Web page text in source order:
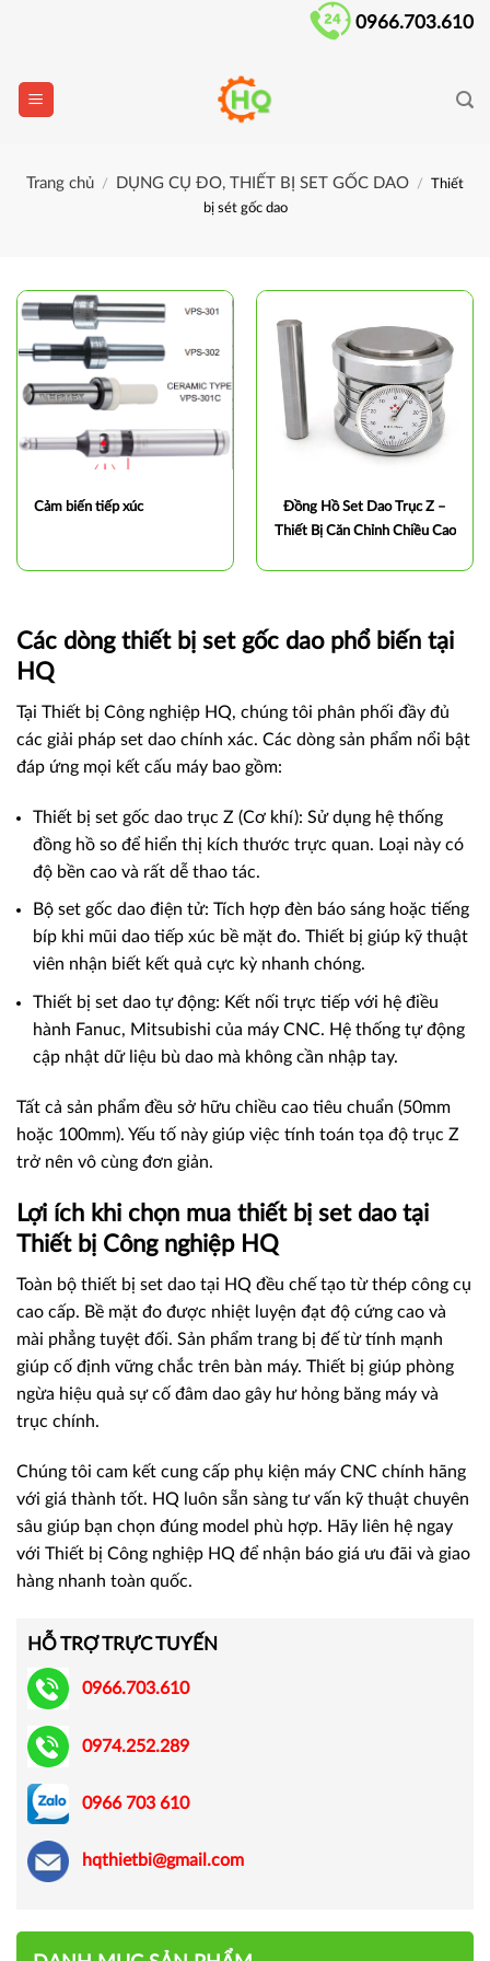
0966.703.610
Trang chủ / DỤNG CỤ ĐO, THIẾT BỊ SET GỐC DAO /
Thiết
bị sét gốc dao
Cảm biến tiếp xúc
Đồng Hồ Set Dao Trục Z –
Thiết Bị Căn Chỉnh Chiều Cao
Các dòng thiết bị set gốc dao phổ biến tại
HQ
Tại Thiết bị Công nghiệp HQ, chúng tôi phân phối đầy đủ
các giải pháp set dao chính xác. Các dòng sản phẩm nổi bật
đáp ứng mọi kết cấu máy bao gồm:
Thiết bị set gốc dao trục Z (Cơ khí): Sử dụng hệ thống
đồng hồ so để hiển thị kích thước trực quan. Loại này có
độ bền cao và rất dễ thao tác.
Bộ set gốc dao điện tử: Tích hợp đèn báo sáng hoặc tiếng
bíp khi mũi dao tiếp xúc bề mặt đo. Thiết bị giúp kỹ thuật
viên nhận biết kết quả cực kỳ nhanh chóng.
Thiết bị set dao tự động: Kết nối trực tiếp với hệ điều
hành Fanuc, Mitsubishi của máy CNC. Hệ thống tự động
cập nhật dữ liệu bù dao mà không cần nhập tay.
Tất cả sản phẩm đều sở hữu chiều cao tiêu chuẩn (50mm
hoặc 100mm). Yếu tố này giúp việc tính toán tọa độ trục Z
trở nên vô cùng đơn giản.
Lợi ích khi chọn mua thiết bị set dao tại
Thiết bị Công nghiệp HQ
Toàn bộ thiết bị set dao tại HQ đều chế tạo từ thép công cụ
cao cấp. Bề mặt đo được nhiệt luyện đạt độ cứng cao và
mài phẳng tuyệt đối. Sản phẩm trang bị đế từ tính mạnh
giúp cố định vững chắc trên bàn máy. Thiết bị giúp phòng
ngừa hiệu quả sự cố đâm dao gây hư hỏng băng máy và
trục chính.
Chúng tôi cam kết cung cấp phụ kiện máy CNC chính hãng
với giá thành tốt. HQ luôn sẵn sàng tư vấn kỹ thuật chuyên
sâu giúp bạn chọn đúng model phù hợp. Hãy liên hệ ngay
với Thiết bị Công nghiệp HQ để nhận báo giá ưu đãi và giao
hàng nhanh toàn quốc.
HỖ TRỢ TRỰC TUYẾN
0966.703.610
0974.252.289
0966 703 610
hqthietbi@gmail.com